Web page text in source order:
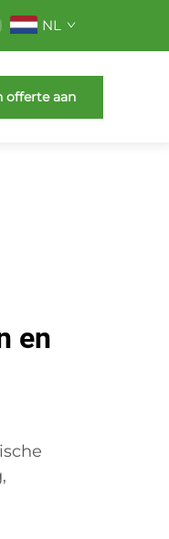
NL
offerte aan
en